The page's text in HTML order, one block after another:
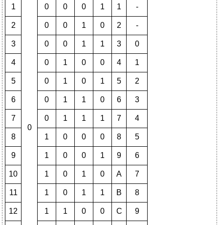
0
1 0 0 0 1 1 -
2 0 0 1 0 2 -
3 0 0 1 1 3 0
4 0 1 0 0 4 1
5 0 1 0 1 5 2
6 0 1 1 0 6 3
7 0 1 1 1 7 4
8 1 0 0 0 8 5
9 1 0 0 1 9 6
10 1 0 1 0 A 7
11 1 0 1 1 B 8
12 1 1 0 0 C 9